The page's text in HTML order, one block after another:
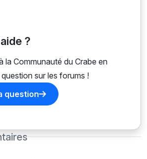
?
la Communauté du Crabe en
sur les forums !
question